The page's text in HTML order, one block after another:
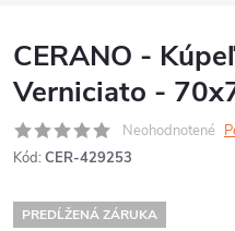
CERANO -
Verniciato -
Neohodnotené
Kód: CER-429253
PREDĹŽENÁ ZÁRUKA